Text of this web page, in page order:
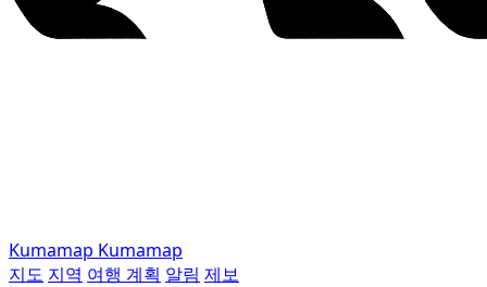
Kumamap Kumamap
지도 지역 여행 계획 알림 제보